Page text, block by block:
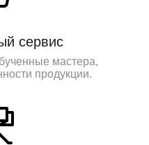
сервис
мастера,
продукции.